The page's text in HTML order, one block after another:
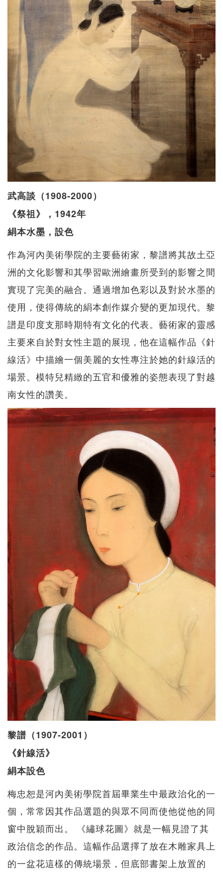
武高談（1908-2000）
《祭祖》，1942年
絹本水墨，設色
作為河內美術學院的主要藝術家，黎譜將其故土亞
洲的文化影響和其學習歐洲繪畫所受到的影響之間
實現了完美的融合。通過增加色彩以及對於水墨的
使用，使得傳統的絹本創作媒介變的更加現代。黎
譜是印度支那時期特有文化的代表。藝術家的靈感
主要來自於對女性主題的展現，他在這幅作品《針
線活》中描繪一個美麗的女性專注於她的針線活的
場景。模特兒精緻的五官和優雅的姿態表現了對越
南女性的讚美。
黎譜（1907-2001）
《針線活》
絹本設色
梅忠恕是河內美術學院首屆畢業生中最政治化的一
個，常常因其作品選題的與眾不同而使他從他的同
窗中脫穎而出。 《繡球花圖》就是一幅見證了其
政治信念的作品。這幅作品選擇了放在木雕家具上
的一盆花這樣的傳統場景，但底部書架上放置的